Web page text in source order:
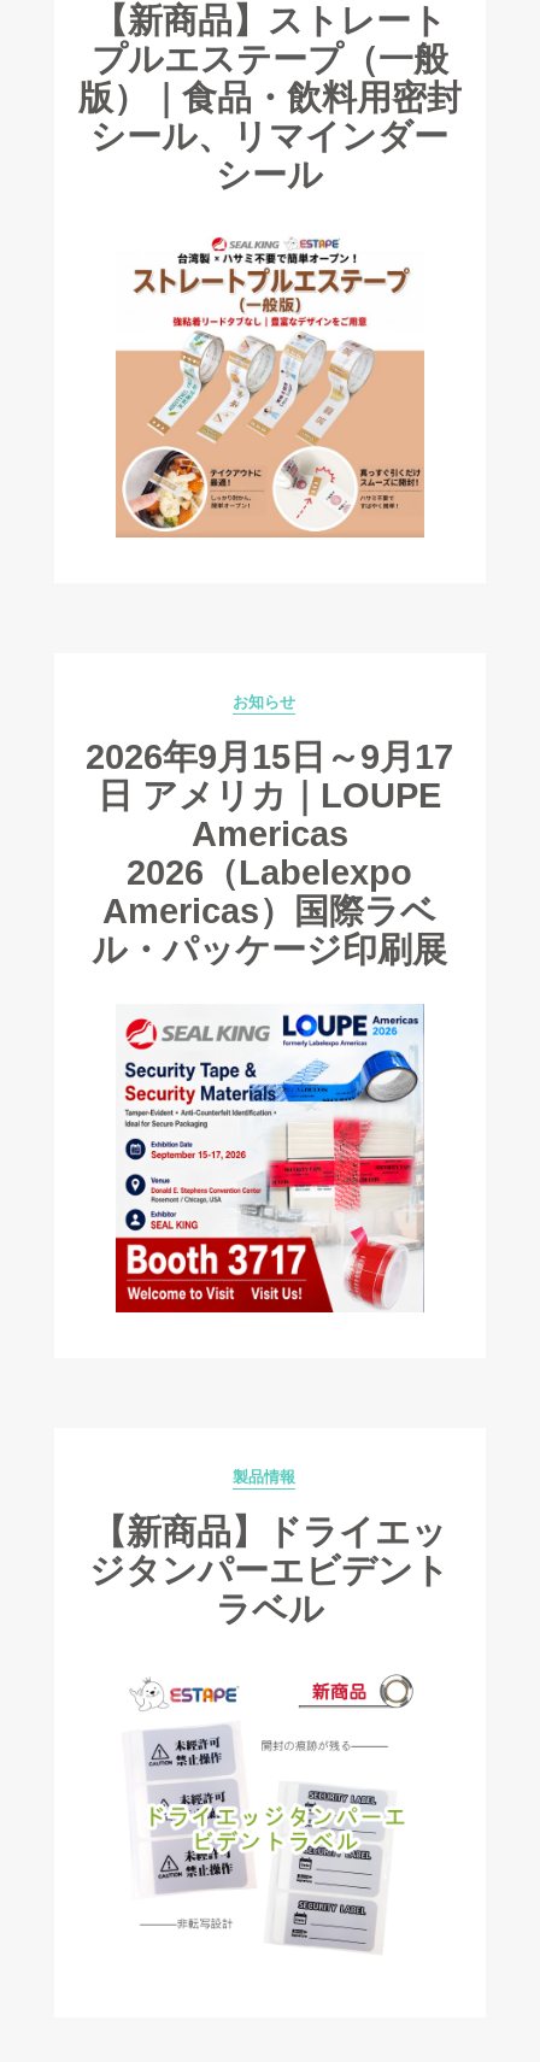
【新商品】ストレート
プルエステープ（一般
版）｜食品・飲料用密封
シール、リマインダー
シール
Categories
お知らせ
2026年9月15日～9月17
日 アメリカ｜LOUPE
Americas
2026（Labelexpo
Americas）国際ラベ
ル・パッケージ印刷展
Categories
製品情報
【新商品】ドライエッ
ジタンパーエビデント
ラベル